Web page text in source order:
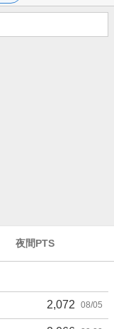
夜間PTS
2,072 08/05